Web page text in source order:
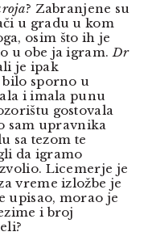
? Zabranjene su
u gradu u kom
osim što ih je
u obe ja igram.Dr
je ipak
bilo sporno u
i imala punu
gostovala
sam upravnika
sa tezom te
da igramo
Licemerje je
vreme izložbe je
upisao, morao je
i broj